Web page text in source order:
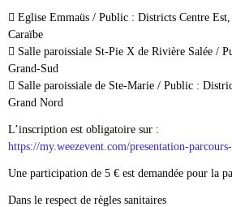
 Eglise Emmaüs / Public : Districts Centre
Caraïbe
 Salle paroissiale St-Pie X de Rivière Salée /
Grand-Sud
 Salle paroissiale de Ste-Marie / Public :
Grand Nord
L’inscription est obligatoire sur :
https://my.weezevent.com/presentation-
Une participation de 5 € est demandée pour la
Dans le respect de règles sanitaires